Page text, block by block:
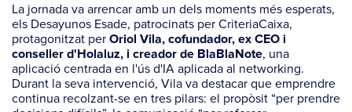
La jornada va arrencar amb un dels moments més esperats,
els Desayunos Esade, patrocinats per CriteriaCaixa,
protagonitzat per Oriol Vila, cofundador, ex CEO i
conseller d'Holaluz, i creador de BlaBlaNote, una
aplicació centrada en l'ús d'IA aplicada al networking.
Durant la seva intervenció, Vila va destacar que emprendre
continua recolzant-se en tres pilars: el propòsit “per prendre